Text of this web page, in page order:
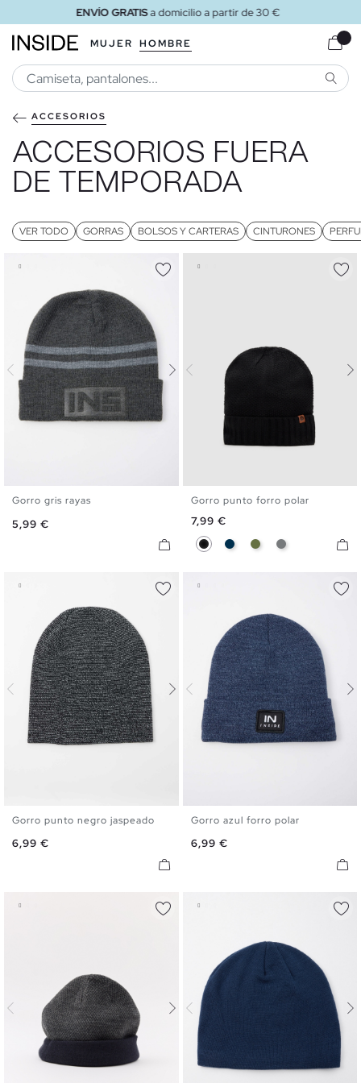
ENVÍO GRATIS a tienda
MUJER HOMBRE
ACCESORIOS
ACCESORIOS FUERA
DE TEMPORADA
VER TODO GORRAS BOLSOS Y CARTERAS CINTURONES
Gorro gris rayas
Precio
5,99 €
Gorro punto forro polar
Precio
7,99 €
NegroAzul Marino
Kaki Melange
U
Gorro punto negro jaspeado
Precio
6,99 €
Gorro azul forro polar
Precio
6,99 €